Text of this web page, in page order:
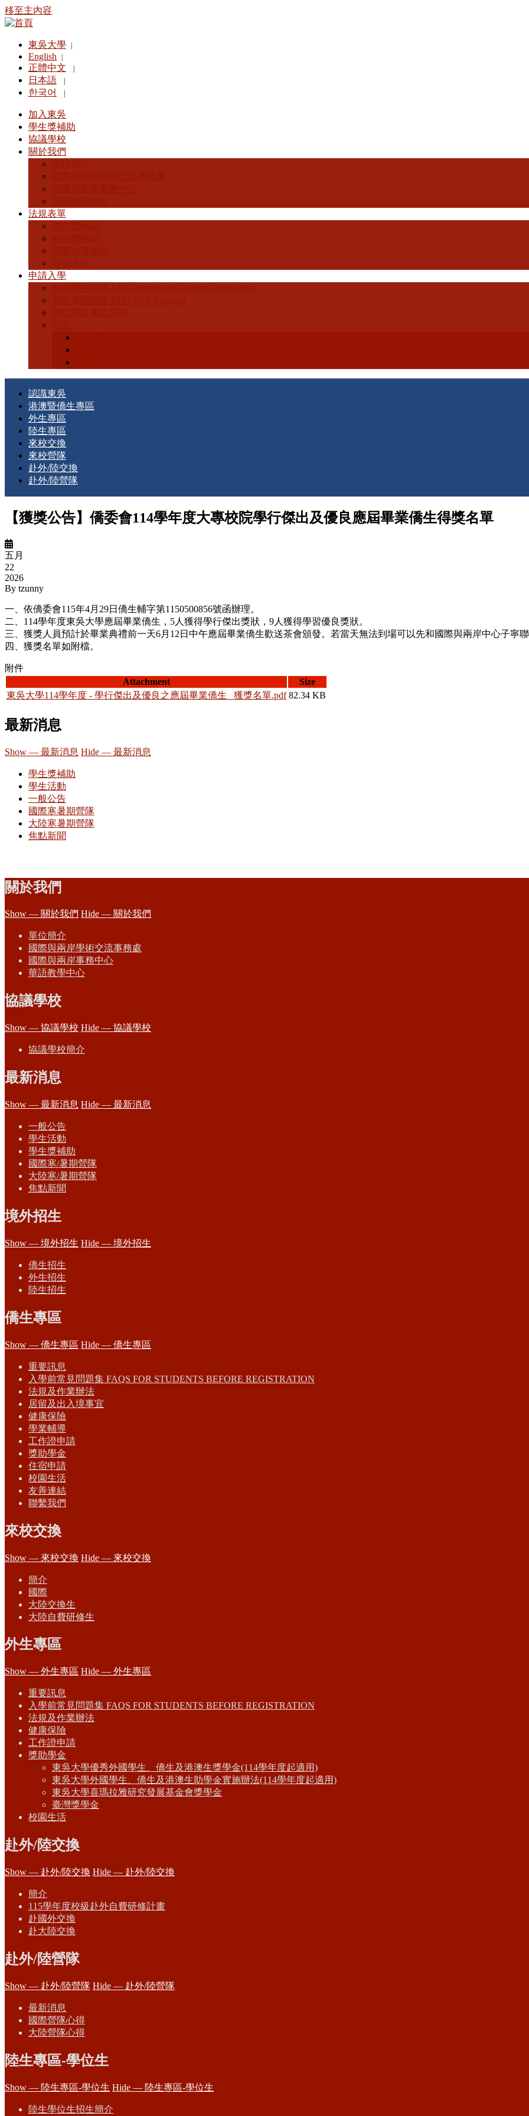
移至主內容
東吳大學
English
正體中文
日本語
한국어
加入東吳
學生獎補助
協議學校
關於我們
法規表單
申請入學
認識東吳
港澳暨僑生專區
外生專區
陸生專區
來校交換
來校營隊
赴外/陸交換
赴外/陸營隊
【獲獎公告】僑委會114學年度大專校院學行傑出及優良應屆畢業僑生得獎名單
五月
22
2026
By tzunny
一、依僑委會115年4月29日僑生輔字第1150500856號函辦理。
二、114學年度東吳大學應屆畢業僑生，5人獲得學行傑出獎狀，9人獲得學習優良獎狀。
三、獲獎人員預計於畢業典禮前一天6月12日中午應屆畢業僑生歡送茶會頒發。若當天無法到場可以先和國際與兩岸中心子寧聯
四、獲獎名單如附檔。
附件
Attachment
Size
東吳大學114學年度 - 學行傑出及優良之應屆畢業僑生 _獲獎名單.pdf 82.34 KB
最新消息
Show — 最新消息 Hide — 最新消息
學生獎補助
學生活動
一般公告
國際寒暑期營隊
大陸寒暑期營隊
焦點新聞
關於我們
Show — 關於我們 Hide — 關於我們
單位簡介
國際與兩岸學術交流事務處
國際與兩岸事務中心
華語教學中心
協議學校
Show — 協議學校 Hide — 協議學校
協議學校簡介
最新消息
Show — 最新消息 Hide — 最新消息
一般公告
學生活動
學生獎補助
國際寒/暑期營隊
大陸寒/暑期營隊
焦點新聞
境外招生
Show — 境外招生 Hide — 境外招生
僑生招生
外生招生
陸生招生
僑生專區
Show — 僑生專區 Hide — 僑生專區
重要訊息
入學前常見問題集 FAQS FOR STUDENTS BEFORE REGISTRATION
法規及作業辦法
居留及出入境事宜
健康保險
學業輔導
工作證申請
獎助學金
住宿申請
校園生活
友善連結
聯繫我們
來校交換
Show — 來校交換 Hide — 來校交換
簡介
國際
大陸交換生
大陸自費研修生
外生專區
Show — 外生專區 Hide — 外生專區
重要訊息
入學前常見問題集 FAQS FOR STUDENTS BEFORE REGISTRATION
法規及作業辦法
健康保險
工作證申請
獎助學金
東吳大學優秀外國學生、僑生及港澳生獎學金(114學年度起適用)
東吳大學外國學生、僑生及港澳生助學金實施辦法(114學年度起適用)
東吳大學喜瑪拉雅研究發展基金會獎學金
臺灣獎學金
校園生活
赴外/陸交換
Show — 赴外/陸交換 Hide — 赴外/陸交換
簡介
115學年度校級赴外自費研修計畫
赴國外交換
赴大陸交換
赴外/陸營隊
Show — 赴外/陸營隊 Hide — 赴外/陸營隊
最新消息
國際營隊心得
大陸營隊心得
陸生專區-學位生
Show — 陸生專區-學位生 Hide — 陸生專區-學位生
陸生學位生招生簡介